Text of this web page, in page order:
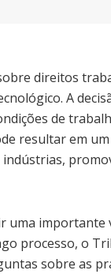
direitos
A
de
resultar em
uma
processo, o
sobre as